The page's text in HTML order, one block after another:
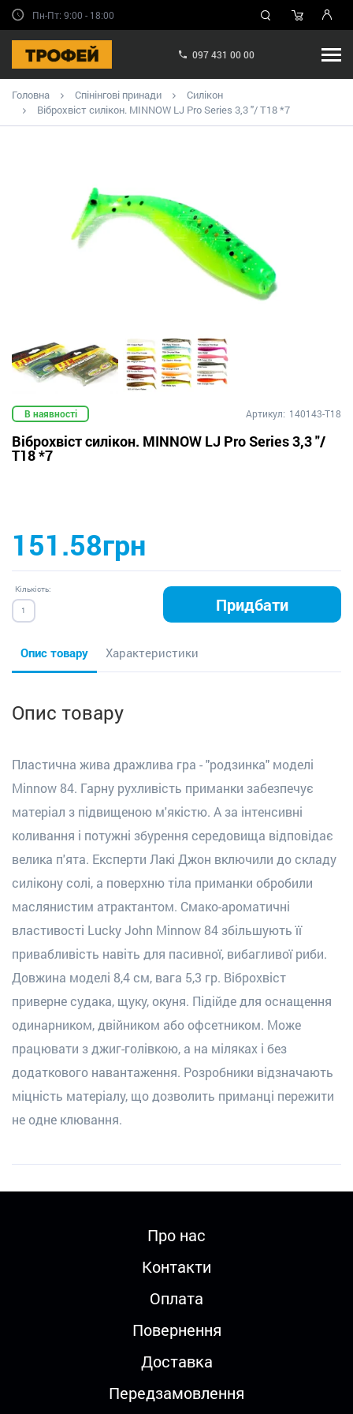
Пн-Пт: 9:00 - 18:00
097 431 00 00
Головна Спінінгові принади
Силікон
Віброхвіст силікон. MINNOW LJ Pro Series 3,3 "/ T18 *7
В наявності Артикул: 140143-T18
Віброхвіст силікон. MINNOW LJ Pro Series 3,3 "/
T18 *7
151.58грн
Кількість:
Придбати
Опис товару Характеристики
Опис товару
Пластична жива дражлива гра - "родзинка" моделі
Minnow 84. Гарну рухливість приманки забезпечує
матеріал з підвищеною м'якістю. А за інтенсивні
коливання і потужні збурення середовища відповідає
велика п'ята. Експерти Лакі Джон включили до складу
силікону солі, а поверхню тіла приманки обробили
маслянистим атрактантом. Смако-ароматичні
властивості Lucky John Minnow 84 збільшують її
привабливість навіть для пасивної, вибагливої риби.
Довжина моделі 8,4 см, вага 5,3 гр. Віброхвіст
приверне судака, щуку, окуня. Підійде для оснащення
одинарником, двійником або офсетником. Може
працювати з джиг-голівкою, а на міляках і без
додаткового навантаження. Розробники відзначають
міцність матеріалу, що дозволить приманці пережити
не одне клювання.
Про нас
Контакти
Оплата
Повернення
Доставка
Передзамовлення